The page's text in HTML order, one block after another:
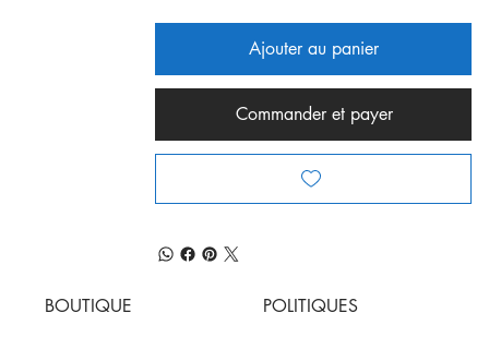
Ajouter au panier
Commander et payer
BOUTIQUE POLITIQUES